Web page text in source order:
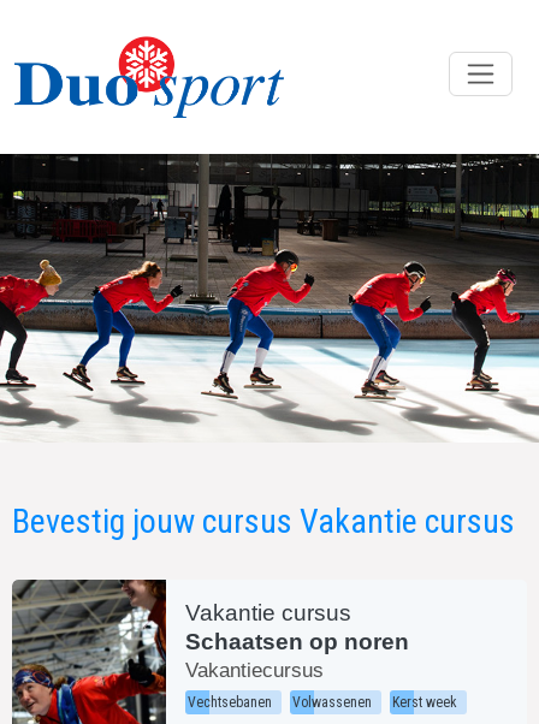
Bevestig jouw cursus Vakantie cursus
Vakantie cursus
Schaatsen op noren
Vakantiecursus
Vechtsebanen Volwassenen Kerst week